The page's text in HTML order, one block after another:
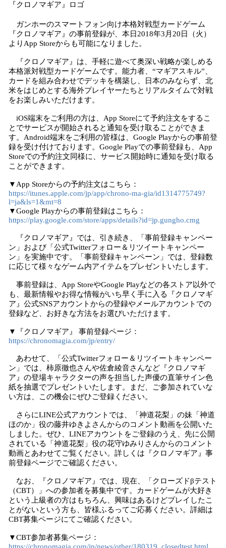
『クロノマギア』ロゴ
ガンホーのスマートフォン向け本格対戦型カードゲーム
『クロノマギア』の事前登録が、本日2018年3月20日（火）
よりApp Storeからも可能になりました。
『クロノマギア』は、手軽に遊べて奥深い戦略が楽しめる
本格派対戦型カードゲームです。能力者、“マギアスキル”、
カードを組み合わせでデッキを構築し、日本のみならず、北
米をはじめとする海外プレイヤーたちとリアルタイムで対戦
をお楽しみいただけます。
iOS端末をご利用の方は、App Storeにて予約注文をするこ
とでサービスが開始されると通知を受け取ることができま
す。Android端末をご利用の皆様は、Google Playからの事前登
録を受け付けております。Google Playでの事前登録も、App
Storeでの予約注文同様に、サービス開始時に通知を受け取る
ことができます。
▼App Storeからの予約注文はこちら：
https://itunes.apple.com/jp/app/chrono-ma-gia/id1314775749?
l=ja&ls=1&mt=8
▼Google Playからの事前登録はこちら：
https://play.google.com/store/apps/details?id=jp.gungho.cmg
『クロノマギア』では、引き続き、「事前登録キャンペー
ン」および「公式Twitterフォロー＆リツイートキャンペー
ン」を実施中です。「事前登録キャンペーン」では、登録数
に応じて様々なゲーム内アイテムをプレゼントいたします。
事前登録は、App StoreやGoogle Playなどの各ストア以外で
も、最新情報やお得な情報がいち早く手に入る『クロノマギ
ア』公式SNSアカウントからの登録やメールアカウントでの
登録など、お好きな方法をお選びいただけます。
▼『クロノマギア』 事前登録ページ：
https://chronomagia.com/jp/entry/
あわせて、「公式Twitterフォロー＆リツイートキャンペー
ン」では、柿原徹也さんや佐倉綾音さんなど『クロノマギ
ア』の登場キャラクターの声を担当した声優の直筆サイン色
紙を抽選でプレゼントいたします。まだ、ご参加されていな
い方は、この機会にぜひご登録ください。
さらにLINE公式アカウントでは、「神道花梨」の妹「神道
ほのか」役の藤井ゆきよさんからのコメント動画を公開いた
しました。ぜひ、LINEアカウントをご登録のうえ、先に公開
されている「神道花梨」役の花守ゆみりさんからのコメント
動画とあわせてご覧ください。詳しくは『クロノマギア』事
前登録ページでご確認ください。
なお、『クロノマギア』では、現在、「クローズドβテスト
（CBT）」への参加者を募集中です。カードゲームが大好き
という上級者の方はもちろん、興味はあるけどプレイしたこ
とがないという方も、皆様ふるってご応募ください。詳細は
CBT募集ページにてご確認ください。
▼CBT参加者募集ページ：